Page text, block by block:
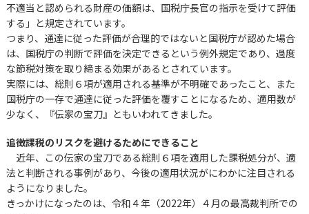
不適当と認められる財産の価額は、国税庁長官の指示を受けて評価
する」と規定されています。
つまり、通達に従った評価が合理的ではないと国税庁が認めた場合
は、国税庁の判断で評価を決定できるという例外規定であり、過度
な節税対策を取り締まる効果があるとされています。
実際には、総則６項が適用される基準が不明確であったこと、また
国税庁の一存で通達に従った評価を覆すことになるため、適用数が
少なく、『伝家の宝刀』ともいわれてきました。
追徴課税のリスクを避けるためにできること
近年、この伝家の宝刀である総則６項を適用した課税処分が、適
法と判断される事例があり、今後の適用状況がにわかに注目される
ようになりました。
きっかけになったのは、令和４年（2022年）４月の最高裁判所での